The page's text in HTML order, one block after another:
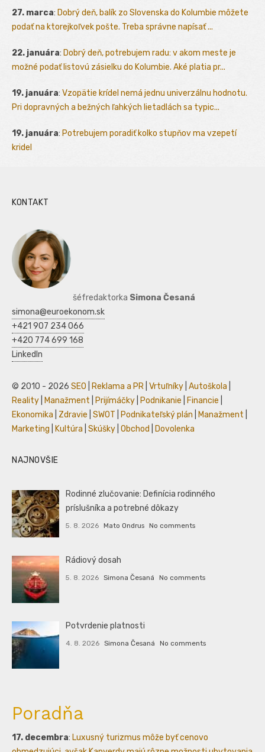
27. marca: Dobrý deň, balík zo Slovenska do Kolumbie môžete
podať na ktorejkoľvek pošte. Treba správne napísať ...
22. januára: Dobrý deň, potrebujem radu: v akom meste je
možné podať listovú zásielku do Kolumbie. Aké platia pr...
19. januára: Vzopätie krídel nemá jednu univerzálnu hodnotu.
Pri dopravných a bežných ľahkých lietadlách sa typic...
19. januára: Potrebujem poradiť kolko stupňov ma vzepetí
kridel
KONTAKT
šéfredaktorka Simona Česaná
simona@euroekonom.sk
+421 907 234 066
+420 774 699 168
LinkedIn
© 2010 - 2026 SEO Reklama a PR Vrtuľníky Autoškola
Reality Manažment Prijímáčky Podnikanie Financie
Ekonomika
Zdravie SWOT Podnikateľský plán Manažment
Marketing Kultúra Skúšky Obchod Dovolenka
NAJNOVŠIE
Rodinné zlučovanie: Definícia rodinného
príslušníka a potrebné dôkazy
5. 8. 2026 Mato Ondrus No comments
Rádiový dosah
5. 8. 2026 Simona Česaná No comments
Potvrdenie platnosti
4. 8. 2026 Simona Česaná No comments
Poradňa
17. decembra: Luxusný turizmus môže byť cenovo